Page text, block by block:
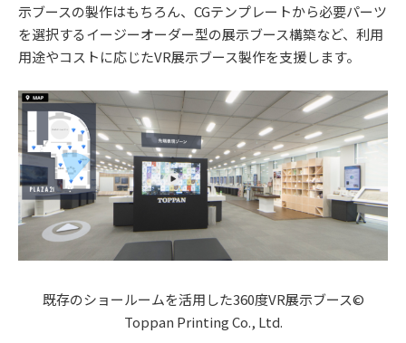
示ブースの製作はもちろん、CGテンプレートから必要パーツ
を選択するイージーオーダー型の展示ブース構築など、利用
用途やコストに応じたVR展示ブース製作を支援します。
既存のショールームを活用した360度VR展示ブース©
Toppan Printing Co., Ltd.